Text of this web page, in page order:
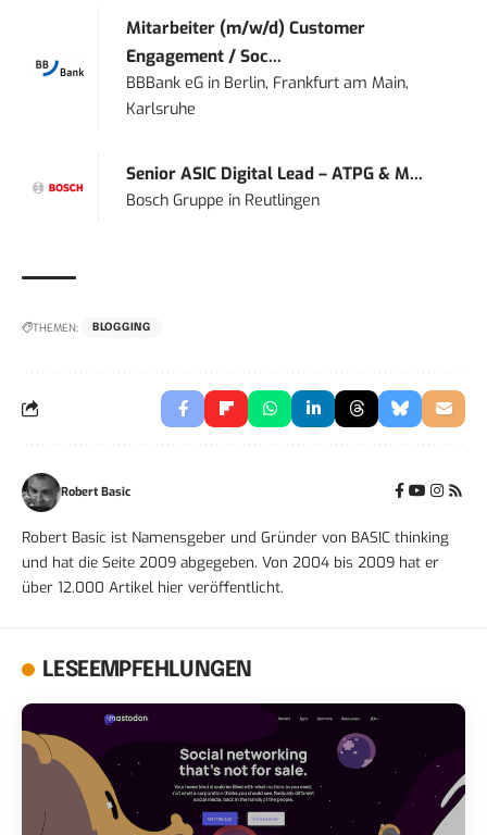
Mitarbeiter (m/w/d) Customer
Engagement / Soc...
BBBank eG in Berlin, Frankfurt am Main,
Karlsruhe
Senior ASIC Digital Lead – ATPG & M...
Bosch Gruppe in Reutlingen
THEMEN: BLOGGING
Robert Basic
Robert Basic ist Namensgeber und Gründer von BASIC thinking
und hat die Seite 2009 abgegeben. Von 2004 bis 2009 hat er
über 12.000 Artikel hier veröffentlicht.
LESEEMPFEHLUNGEN